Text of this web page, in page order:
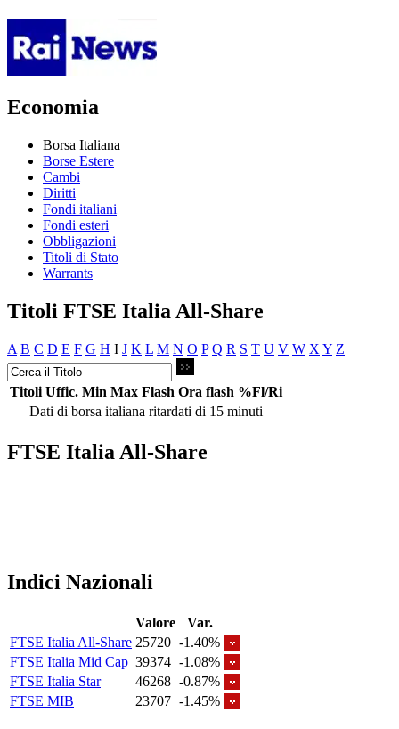
Economia
Borsa Italiana
Borse Estere
Cambi
Diritti
Fondi italiani
Fondi esteri
Obbligazioni
Titoli di Stato
Warrants
Titoli FTSE Italia All-Share
A B C D E F G H I J K L M N O P Q R S T U V W X Y Z
Titoli Uffic. Min Max Flash Ora flash %Fl/Ri
Dati di borsa italiana ritardati di 15 minuti
FTSE Italia All-Share
Indici Nazionali
Valore
Var.
FTSE Italia All-Share 25720 -1.40%
FTSE Italia Mid Cap 39374 -1.08%
FTSE Italia Star
46268 -0.87%
FTSE MIB
23707 -1.45%